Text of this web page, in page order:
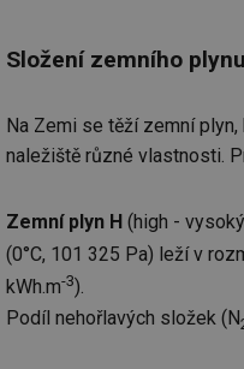
Složení zemního plynu
Na Zemi se těží zemní
naležiště různé vlastnosti.
Zemní plyn H (high -
(0°C, 101 325 Pa) leží v
kWh.m-3).
Podíl nehořlavých složek (N